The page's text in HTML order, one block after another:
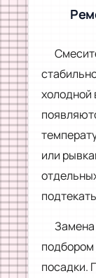
холодной
или
подбором
посадки.